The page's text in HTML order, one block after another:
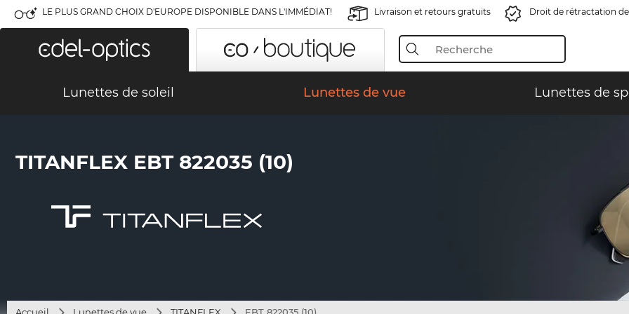
LE PLUS GRAND CHOIX D'EUROPE DISPONIBLE DANS L'IMMÉDIAT! Livraison et retours gratuits Droit de rétractation
Lunettes de soleil Lunettes de vue Lunettes de
TITANFLEX EBT 822035 (10)